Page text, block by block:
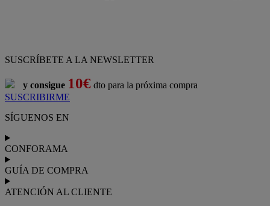
SUSCRÍBETE A LA NEWSLETTER
y consigue 10€ dto para la próxima compra
SUSCRIBIRME
SÍGUENOS EN
CONFORAMA
GUÍA DE COMPRA
ATENCIÓN AL CLIENTE